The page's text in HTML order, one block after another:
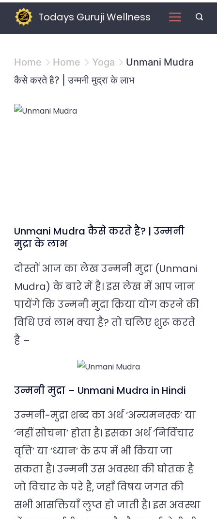
content
Todays Guruji Wellness
Home Home Yoga
Unmani Mudra
कैसे करते है? | उन्मनी मुद्रा के लाभ
Unmani Mudra कैसे करते है? | उन्मनी
मुद्रा के लाभ
दोस्तों आज का लेख उन्मनी मुद्रा (Unmani
Mudra) के बारे में है। इस लेख में आप जान
पायेंगे कि उन्मनी मुद्रा क्रिया योग करने की
विधि एवं लाभ क्या है? तो चलिए शुरू करते
है –
उन्मनी मुद्रा – Unmani Mudra in Hindi
उन्मनी-मुद्रा शब्द का अर्थ ‘अन्यमनस्क’ या
‘नहीं सोचना’ होता है। इसका अर्थ ‘निर्विचार
वृत्ति’ या ‘ध्यान’ के रूप में भी किया जा
सकता है। उन्मनी उस अवस्था की घोतक है
जो विचार के परे है, जहाँ विषय जगत की
सभी आसक्तियाँ लुप्त हो जाती है। इस अवस्था